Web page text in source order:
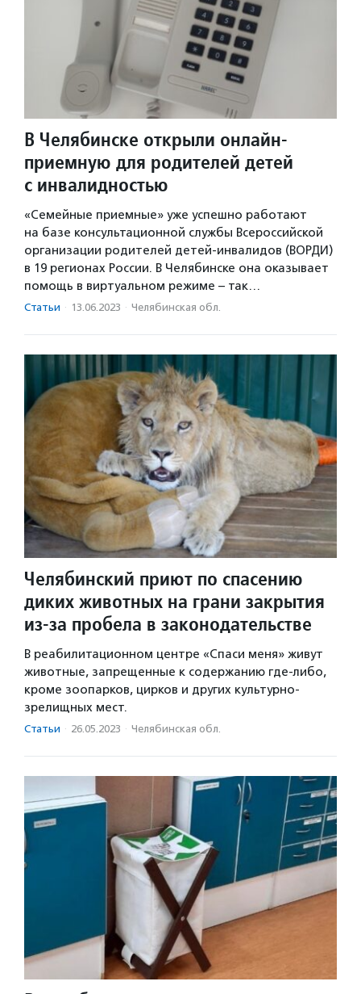
В Челябинске открыли онлайн-
приемную для родителей детей
с инвалидностью
«Семейные приемные» уже успешно работают
на базе консультационной службы Всероссийской
организации родителей детей-инвалидов (ВОРДИ)
в 19 регионах России. В Челябинске она оказывает
помощь в виртуальном режиме – так…
Статьи · 13.06.2023 · Челябинская обл.
Челябинский приют по спасению
диких животных на грани закрытия
из-за пробела в законодательстве
В реабилитационном центре «Спаси меня» живут
животные, запрещенные к содержанию где-либо,
кроме зоопарков, цирков и других культурно-
зрелищных мест.
Статьи · 26.05.2023 · Челябинская обл.